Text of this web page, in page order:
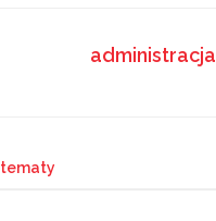
administracja
tematy